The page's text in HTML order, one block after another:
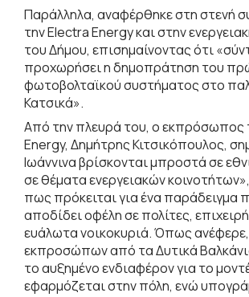
Παράλληλα, αναφέρθηκε στη στενή
την Electra Energy και στην
του Δήμου, επισημαίνοντας ότι
προχωρήσει η δημοπράτηση του
φωτοβολταϊκού συστήματος στο
Κατσικά».
Από την πλευρά του, ο εκπρόσωπος
Energy, Δημήτρης Κιτσικόπουλος,
Ιωάννινα βρίσκονται μπροστά σε
σε θέματα ενεργειακών
πως πρόκειται για ένα παράδειγμα
αποδίδει οφέλη σε πολίτες,
ευάλωτα νοικοκυριά. Όπως
εκπροσώπων από τα Δυτικά
το αυξημένο ενδιαφέρον για το
εφαρμόζεται στην πόλη, ενώ